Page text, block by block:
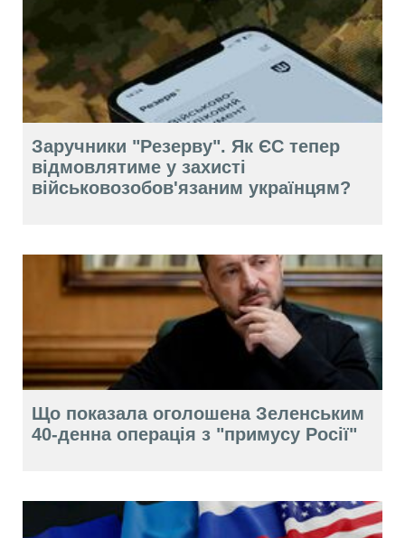
Заручники "Резерву". Як ЄС тепер
відмовлятиме у захисті
військовозобов'язаним українцям?
Що показала оголошена Зеленським
40-денна операція з "примусу Росії"